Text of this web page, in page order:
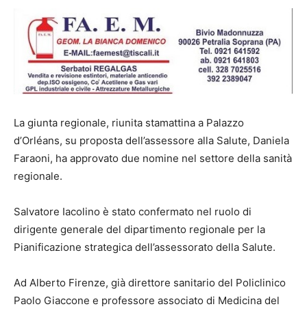
La giunta regionale, riunita stamattina a Palazzo
d’Orléans, su proposta dell’assessore alla Salute, Daniela
Faraoni, ha approvato due nomine nel settore della sanità
regionale.
Salvatore Iacolino è stato confermato nel ruolo di
dirigente generale del dipartimento regionale per la
Pianificazione strategica dell’assessorato della Salute.
Ad Alberto Firenze, già direttore sanitario del Policlinico
Paolo Giaccone e professore associato di Medicina del